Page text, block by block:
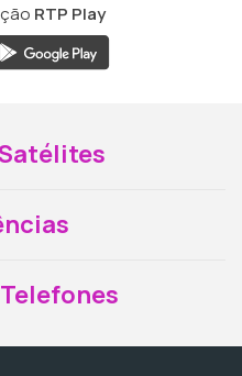
RTP Play